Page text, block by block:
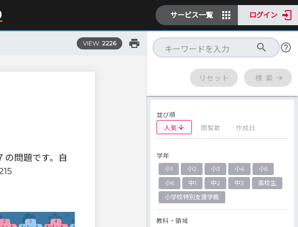
サービス一覧 ログイン
VIEW: 2226
の問題です。自
リセット 検 索
並び順
人気
閲覧数 作成日
学年
小1
小2 小3 小4
小5
小6
中1 中2 中3
高校生
小学校特別支援学級
教科・領域